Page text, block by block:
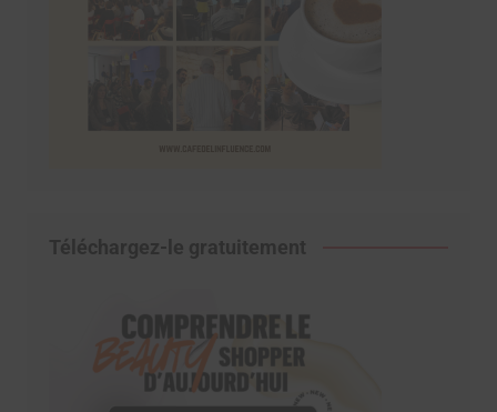
Téléchargez-le gratuitement